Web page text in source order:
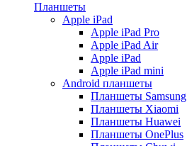
Планшеты
Apple iPad
Apple iPad Pro
Apple iPad Air
Apple iPad
Apple iPad mini
Android планшеты
Планшеты Samsung
Планшеты Xiaomi
Планшеты Huawei
Планшеты OnePlus